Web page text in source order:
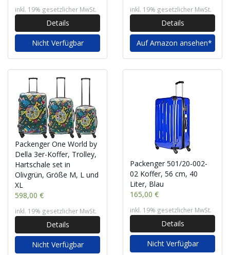
inkl. 19% gesetzlicher MwSt.
Details
Nicht Verfügbar
inkl. 19% gesetzlicher MwSt.
Details
Auf Amazon ansehen*
Packenger One World by
Della 3er-Koffer, Trolley,
Hartschale set in
Olivgrün, Größe M, L und
XL
598,00 €
inkl. 19% gesetzlicher MwSt.
Details
Nicht Verfügbar
Packenger 501/20-002-
02 Koffer, 56 cm, 40
Liter, Blau
165,00 €
inkl. 19% gesetzlicher MwSt.
Details
Nicht Verfügbar